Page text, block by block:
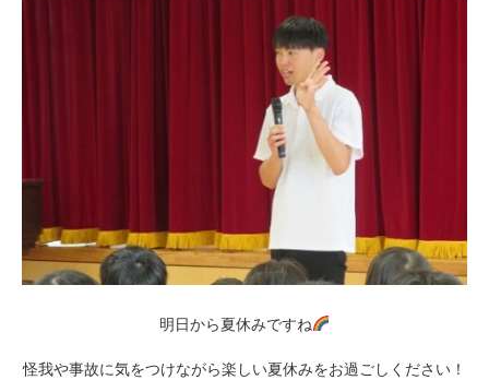
明日から夏休みですね
怪我や事故に気をつけながら楽しい夏休みをお過ごしください！